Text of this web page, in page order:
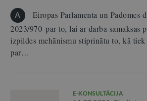
A
Eiropas Parlamenta un Padomes
2023/970 par to, lai ar darba samaksas
izpildes mehānismu stiprinātu to, kā
par…
E-KONSULTĀCIJA